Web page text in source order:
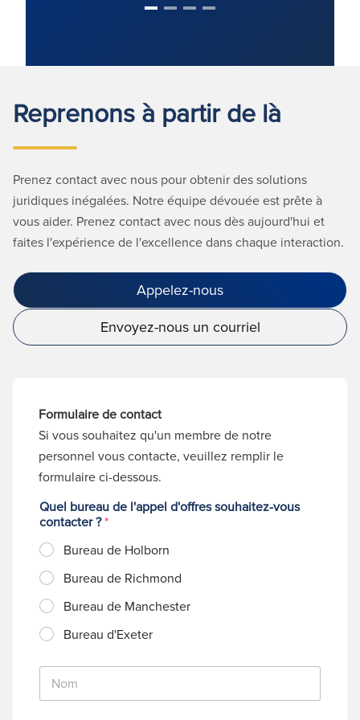
Reprenons à partir de là
Prenez contact avec nous pour obtenir des solutions
juridiques inégalées. Notre équipe dévouée est prête à
vous aider. Prenez contact avec nous dès aujourd'hui et
faites l'expérience de l'excellence dans chaque interaction.
Appelez-nous
Envoyez-nous un courriel
Formulaire de contact
Si vous souhaitez qu'un membre de notre
personnel vous contacte, veuillez remplir le
formulaire ci-dessous.
Quel bureau de l'appel d'offres souhaitez-vous
contacter ?*
Bureau de Holborn
Bureau de Richmond
Bureau de Manchester
Bureau d'Exeter
N
m